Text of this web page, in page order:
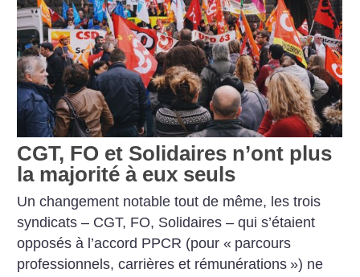
CGT, FO et Solidaires n’ont plus
la majorité à eux seuls
Un changement notable tout de même, les trois
syndicats – CGT, FO, Solidaires – qui s’étaient
opposés à l’accord PPCR (pour « parcours
professionnels, carrières et rémunérations ») ne